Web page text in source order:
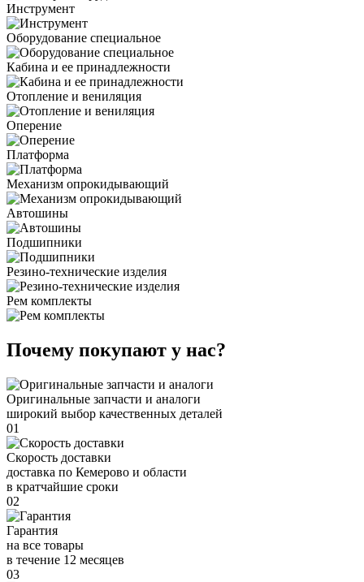
Инструмент
Оборудование специальное
Кабина и ее принадлежности
Отопление и вениляция
Оперение
Платформа
Механизм опрокидывающий
Автошины
Подшипники
Резино-технические изделия
Рем комплекты
Почему покупают у нас?
Оригинальные запчасти и аналоги
широкий выбор качественных деталей
01
Скорость доставки
доставка по Кемерово и области
в кратчайшие сроки
02
Гарантия
на все товары
в течение 12 месяцев
03